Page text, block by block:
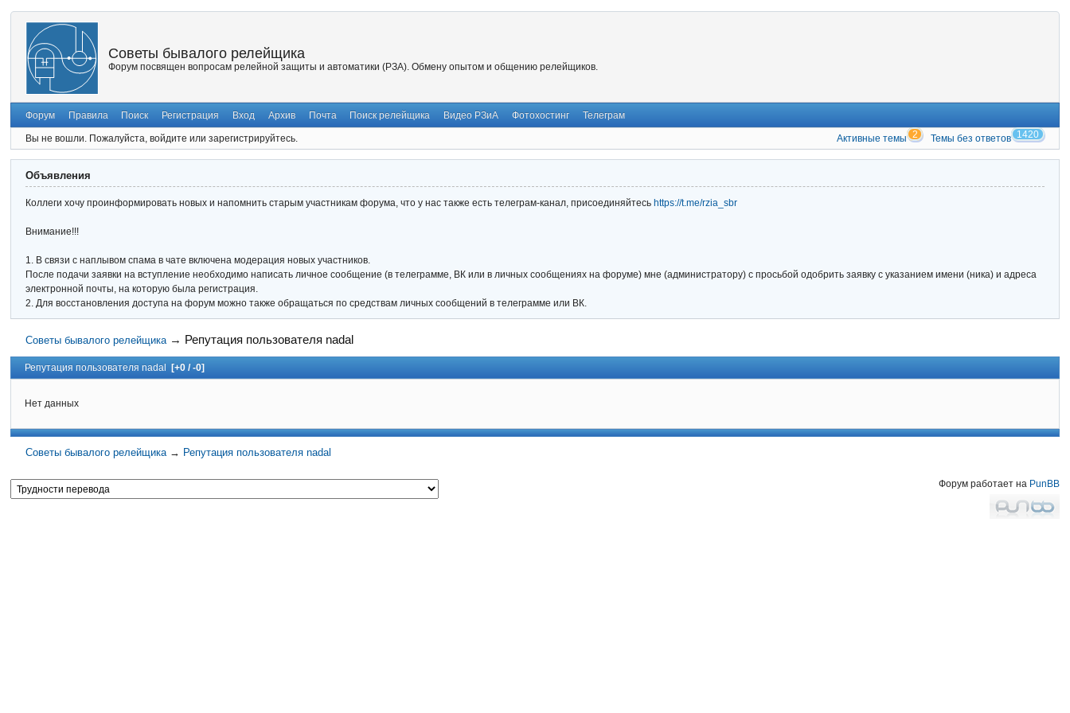
Советы бывалого релейщика
Форум посвящен вопросам релейной защиты и автоматики (РЗА). Обмену опытом и общению релейщиков.
Форум Правила Поиск Регистрация Вход Архив Почта Поиск релейщика Видео РЗиА Фотохостинг Телеграм
Вы не вошли. Пожалуйста, войдите или зарегистрируйтесь. Активные темы 2 Темы без ответов 1420
Объявления
Коллеги хочу проинформировать новых и напомнить старым участникам форума, что у нас также есть телеграм-канал, присоединяйтесь https://t.me/rzia_sbr
Внимание!!!
1. В связи с наплывом спама в чате включена модерация новых участников.
После подачи заявки на вступление необходимо написать личное сообщение (в телеграмме, ВК или в личных сообщениях на форуме) мне (администратору) с просьбой одобрить заявку с указанием имени (ника) и адреса
электронной почты, на которую была регистрация.
2. Для восстановления доступа на форум можно также обращаться по средствам личных сообщений в телеграмме или ВК.
Советы бывалого релейщика → Репутация пользователя nadal
Репутация пользователя nadal [+0 / -0]
Нет данных
Советы бывалого релейщика → Репутация пользователя nadal
Форум работает на PunBB